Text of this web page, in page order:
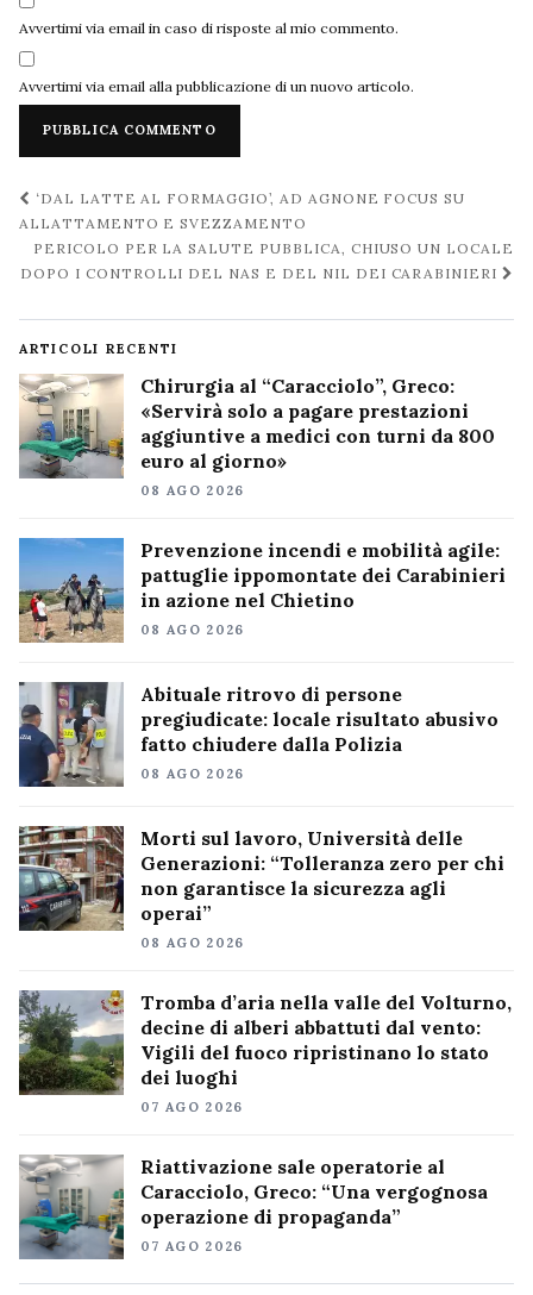
Avvertimi via email in caso di risposte al mio commento.
Avvertimi via email alla pubblicazione di un nuovo articolo.
Navigazione
post
‘DAL LATTE AL FORMAGGIO’, AD AGNONE FOCUS SU
ALLATTAMENTO E SVEZZAMENTO
PERICOLO PER LA SALUTE PUBBLICA, CHIUSO UN LOCALE
DOPO I CONTROLLI DEL NAS E DEL NIL DEI CARABINIERI
ARTICOLI RECENTI
Chirurgia al “Caracciolo”, Greco:
«Servirà solo a pagare prestazioni
aggiuntive a medici con turni da 800
euro al giorno»
08 AGO 2026
Prevenzione incendi e mobilità agile:
pattuglie ippomontate dei Carabinieri
in azione nel Chietino
08 AGO 2026
Abituale ritrovo di persone
pregiudicate: locale risultato abusivo
fatto chiudere dalla Polizia
08 AGO 2026
Morti sul lavoro, Università delle
Generazioni: “Tolleranza zero per chi
non garantisce la sicurezza agli
operai”
08 AGO 2026
Tromba d’aria nella valle del Volturno,
decine di alberi abbattuti dal vento:
Vigili del fuoco ripristinano lo stato
dei luoghi
07 AGO 2026
Riattivazione sale operatorie al
Caracciolo, Greco: “Una vergognosa
operazione di propaganda”
07 AGO 2026